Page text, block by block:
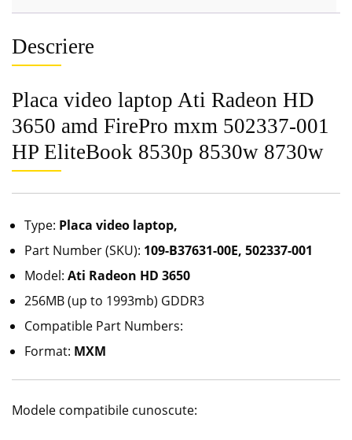
Descriere
Placa video laptop Ati Radeon HD
3650 amd FirePro mxm 502337-001
HP EliteBook 8530p 8530w 8730w
Type: Placa video laptop,
Part Number (SKU): 109-B37631-00E, 502337-001
Model: Ati Radeon HD 3650
256MB (up to 1993mb) GDDR3
Compatible Part Numbers:
Format: MXM
Modele compatibile cunoscute: